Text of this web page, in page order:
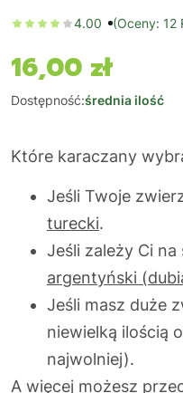
4.00 (Oceny: 12
Cena
16,00 zł
Dostępność:średnia ilość
Które karaczany
Jeśli Twoje
turecki.
Jeśli zależy Ci
argentyński
Jeśli masz duże
niewielką ilością
najwolniej).
A więcej możesz